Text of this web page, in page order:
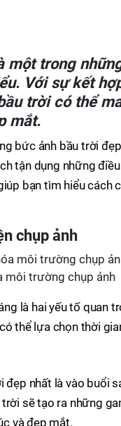
một trong
Với sự kết
trời có thể
mắt.
bức ảnh bầu trời
tận dụng những
bạn tìm hiểu cách
chụp ảnh
môi trường chụp ảnh
là hai yếu tố quan
thể lựa chọn thời
đẹp nhất là vào buổi
trời sẽ tạo ra những
và đẹp mắt.